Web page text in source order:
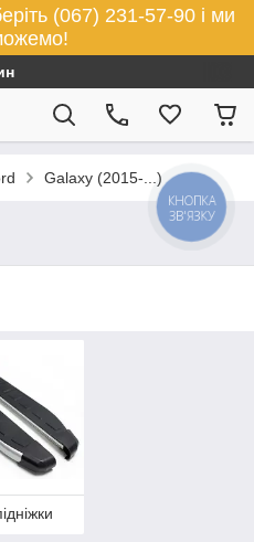
(067) 231-57-90 і ми
Galaxy (2015-...)
КНОПКА
ЗВ'ЯЗКУ